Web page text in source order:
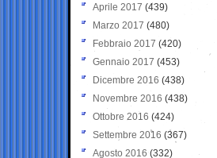
Aprile 2017 (439)
Marzo 2017 (480)
Febbraio 2017 (420)
Gennaio 2017 (453)
Dicembre 2016 (438)
Novembre 2016 (438)
Ottobre 2016 (424)
Settembre 2016 (367)
Agosto 2016 (332)